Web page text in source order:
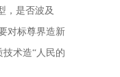
，是否波及
对标尊界造新
术造“人民的